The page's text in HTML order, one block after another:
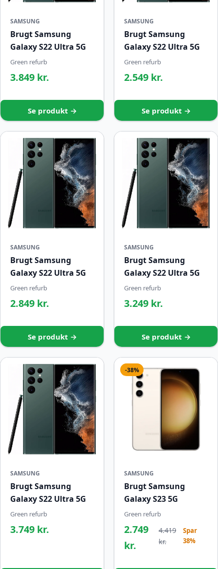
SAMSUNG
Brugt Samsung
Galaxy S22 Ultra 5G
Green refurb
3.849 kr.
Se produkt →
SAMSUNG
Brugt Samsung
Galaxy S22 Ultra 5G
Green refurb
2.549 kr.
Se produkt →
SAMSUNG
Brugt Samsung
Galaxy S22 Ultra 5G
Green refurb
2.849 kr.
Se produkt →
SAMSUNG
Brugt Samsung
Galaxy S22 Ultra 5G
Green refurb
3.249 kr.
Se produkt →
SAMSUNG
Brugt Samsung
Galaxy S22 Ultra 5G
Green refurb
3.749 kr.
-38%
SAMSUNG
Brugt Samsung
Galaxy S23 5G
Green refurb
2.749
kr.
4.419
kr.
Spar
38%